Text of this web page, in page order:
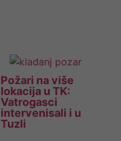
Požari na više
lokacija u TK:
Vatrogasci
intervenisali i u
Tuzli